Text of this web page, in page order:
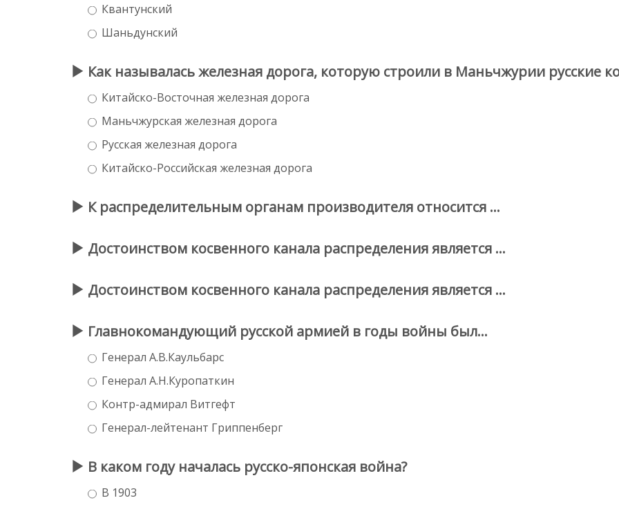
Квантунский
Шаньдунский
Как называлась железная дорога, которую строили в Маньчжурии русские
Китайско-Восточная железная дорога
Маньчжурская железная дорога
Русская железная дорога
Китайско-Российская железная дорога
К распределительным органам производителя относится …
Достоинством косвенного канала распределения является …
Достоинством косвенного канала распределения является …
Главнокомандующий русской армией в годы войны был…
Генерал А.В.Каульбарс
Генерал А.Н.Куропаткин
Контр-адмирал Витгефт
Генерал-лейтенант Гриппенберг
В каком году началась русско-японская война?
В 1903